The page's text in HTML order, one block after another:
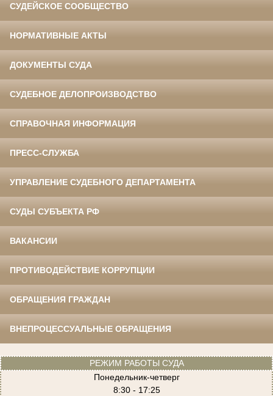
СУДЕЙСКОЕ СООБЩЕСТВО
НОРМАТИВНЫЕ АКТЫ
ДОКУМЕНТЫ СУДА
СУДЕБНОЕ ДЕЛОПРОИЗВОДСТВО
СПРАВОЧНАЯ ИНФОРМАЦИЯ
ПРЕСС-СЛУЖБА
УПРАВЛЕНИЕ СУДЕБНОГО ДЕПАРТАМЕНТА
СУДЫ СУБЪЕКТА РФ
ВАКАНСИИ
ПРОТИВОДЕЙСТВИЕ КОРРУПЦИИ
ОБРАЩЕНИЯ ГРАЖДАН
ВНЕПРОЦЕССУАЛЬНЫЕ ОБРАЩЕНИЯ
РЕЖИМ РАБОТЫ СУДА
Понедельник-четверг
8:30 - 17:25